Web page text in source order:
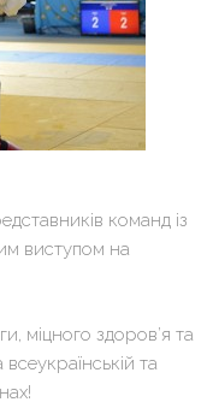
команд із
виступом на
міцного здоров’я та
та